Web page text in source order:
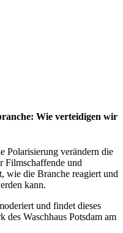
Wie verteidigen wir
Polarisierung verändern die
Filmschaffende und
wie die Branche reagiert und
kann.
und findet dieses
des Waschhaus Potsdam am